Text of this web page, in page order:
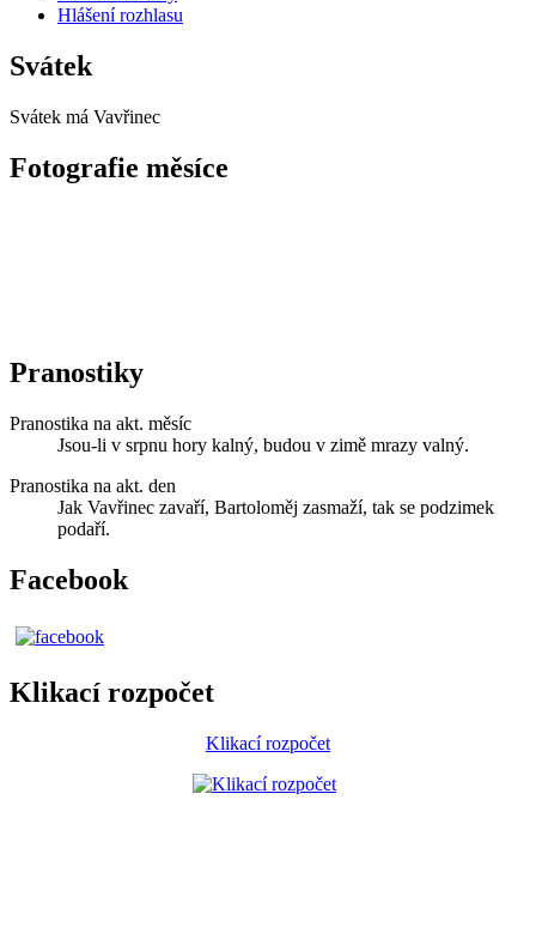
Hlášení rozhlasu
Svátek
Svátek má Vavřinec
Fotografie měsíce
Pranostiky
Pranostika na akt. měsíc
Jsou-li v srpnu hory kalný, budou v zimě mrazy valný.
Pranostika na akt. den
Jak Vavřinec zavaří, Bartoloměj zasmaží, tak se podzimek
podaří.
Facebook
Klikací rozpočet
Klikací rozpočet